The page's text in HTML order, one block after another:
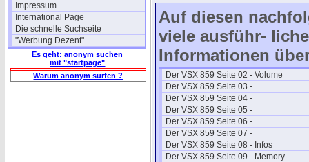
Impressum
International Page
Die schnelle Suchseite
"Werbung Dezent"
Es geht: anonym suchen
mit "startpage"
Warum anonym surfen ?
Auf diesen
viele ausführ-
Informationen
Der VSX 859 Seite 02 - Volume
Der VSX 859 Seite 03 -
Der VSX 859 Seite 04 -
Der VSX 859 Seite 05 -
Der VSX 859 Seite 06 -
Der VSX 859 Seite 07 -
Der VSX 859 Seite 08 - Infos
Der VSX 859 Seite 09 - Memory